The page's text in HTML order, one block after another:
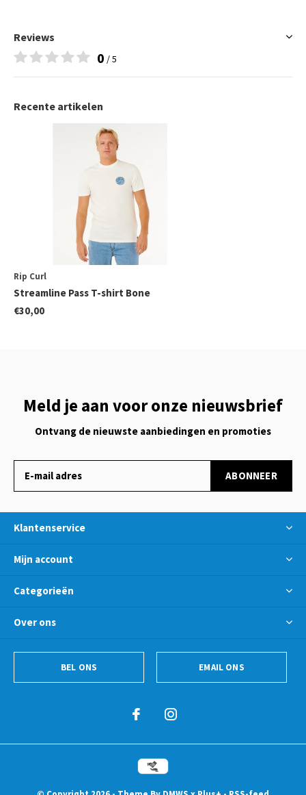
Reviews
0 / 5
Recente artikelen
Rip Curl
Streamline Pass T-shirt Bone
€30,00
Meld je aan voor onze nieuwsbrief
Ontvang de nieuwste aanbiedingen en promoties
ABONNEER
Klantenservice
Mijn account
Categorieën
Over ons
BEL ONS EMAIL ONS